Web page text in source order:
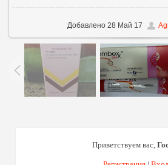
Добавлено 28 Май 17
Приветствуем вас